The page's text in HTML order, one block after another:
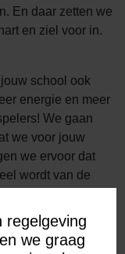
regelgeving
we graag
En daar zetten we
en ziel voor in.
school ook
energie en meer
We gaan
we voor jouw
we ervoor dat
wordt van de